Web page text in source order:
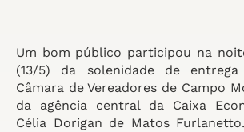
Um bom público participou na
(13/5) da solenidade de
Câmara de Vereadores de Campo
da agência central da Caixa
Célia Dorigan de Matos